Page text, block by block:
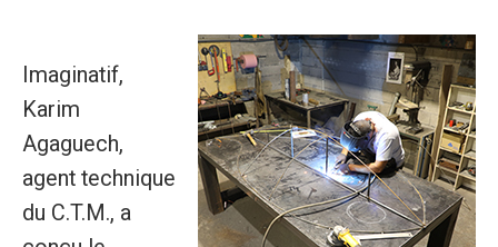
Imaginatif,
Karim
Agaguech,
agent technique
du C.T.M., a